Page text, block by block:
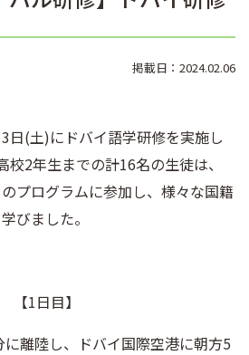
掲載日：2024.02.06
(土)にドバイ語学研修を実施し
校2年生までの計16名の生徒は、
プログラムに参加し、様々な国籍
びました。
【1日目】
離陸し、ドバイ国際空港に朝方5